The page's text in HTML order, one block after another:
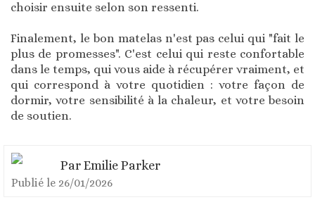
choisir ensuite selon son ressenti.
Finalement, le bon matelas n'est pas celui qui "fait le
plus de promesses". C'est celui qui reste confortable
dans le temps, qui vous aide à récupérer vraiment, et
qui correspond à votre quotidien : votre façon de
dormir, votre sensibilité à la chaleur, et votre besoin
de soutien.
Par Emilie Parker
Publié le 26/01/2026